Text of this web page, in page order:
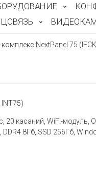
NextPanel 75
20 касаний, WiFi-модуль,
8Гб, SSD 256Гб,